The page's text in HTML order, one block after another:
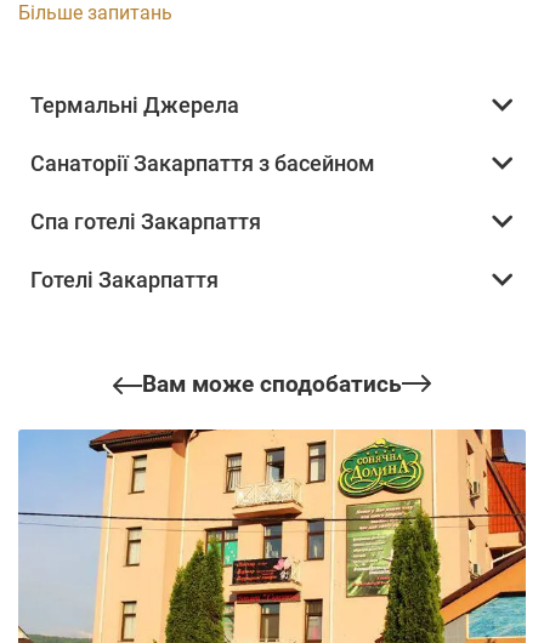
Більше запитань
Термальні Джерела
Санаторії Закарпаття з басейном
Спа готелі Закарпаття
Готелі Закарпаття
Вам може сподобатись